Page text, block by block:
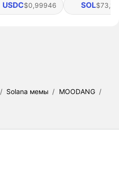
USDC$0,99946 SOL$73,19
/ Solana мемы / MOODANG /